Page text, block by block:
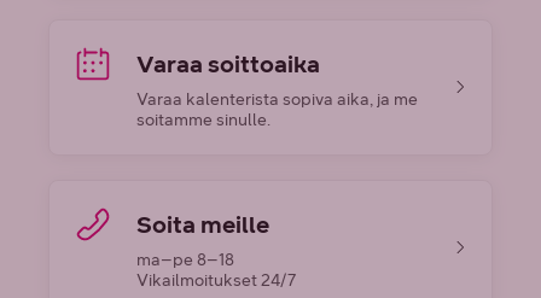
Varaa soittoaika
Varaa kalenterista sopiva aika, ja me
soitamme sinulle.
Soita meille
ma–pe 8–18
Vikailmoitukset 24/7